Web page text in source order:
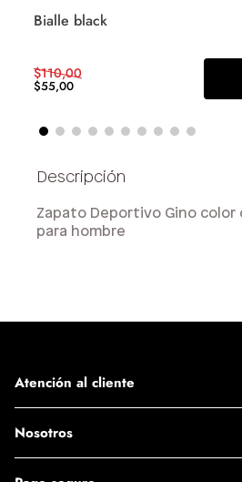
Bialle black
$110,00
$55,00
Zapato Deportivo Gino color
para hombre
Atención al cliente
Nosotros